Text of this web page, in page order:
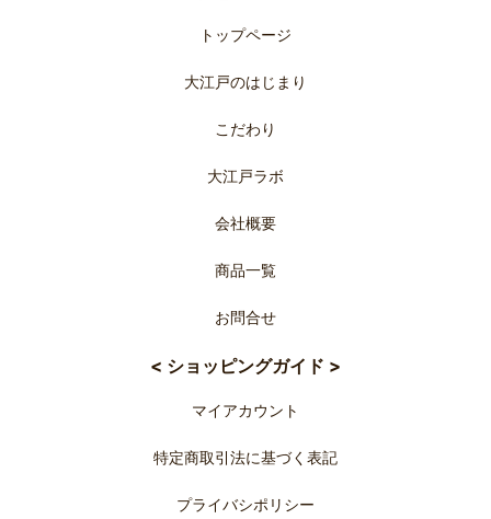
トップページ
大江戸のはじまり
こだわり
大江戸ラボ
会社概要
商品一覧
お問合せ
< ショッピングガイド >
マイアカウント
特定商取引法に基づく表記
プライバシポリシー